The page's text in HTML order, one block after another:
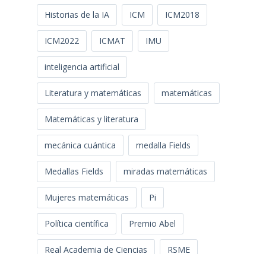
Historias de la IA ICM ICM2018
ICM2022 ICMAT IMU
inteligencia artificial
Literatura y matemáticas matemáticas
Matemáticas y literatura
mecánica cuántica medalla Fields
Medallas Fields miradas matemáticas
Mujeres matemáticas Pi
Política científica Premio Abel
Real Academia de Ciencias RSME